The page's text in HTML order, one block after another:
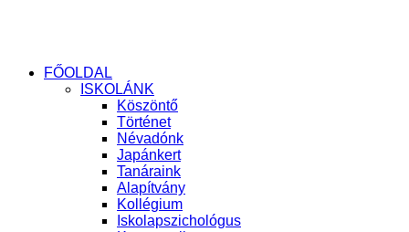
FŐOLDAL
ISKOLÁNK
Köszöntő
Történet
Névadónk
Japánkert
Tanáraink
Alapítvány
Kollégium
Iskolapszichológus